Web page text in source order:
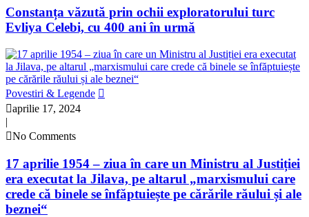
Constanța văzută prin ochii exploratorului turc
Evliya Celebi, cu 400 ani în urmă
Povestiri & Legende
aprilie 17, 2024
|
No Comments
17 aprilie 1954 – ziua în care un Ministru al Justiției
era executat la Jilava, pe altarul „marxismului care
crede că binele se înfăptuiește pe cărările răului și ale
beznei“